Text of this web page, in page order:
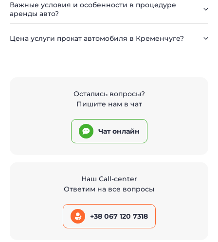
Важные условия и особенности в процедуре
аренды авто?
Цена услуги прокат автомобиля в Кременчуге?
Остались вопросы?
Пишите нам в чат
Чат онлайн
Наш Call-center
Ответим на все вопросы
+38 067 120 7318